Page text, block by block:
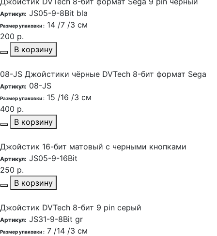
Артикул: JS05-9-8Bit bla
Размер упаковки : 14 /7 /3 см
200 р.
В корзину
08-JS Джойстики чёрные DVTech 8-бит формат Sega
Артикул: 08-JS
Размер упаковки : 15 /16 /3 см
400 р.
В корзину
Джойстик 16-бит матовый с черными кнопками
Артикул: JS05-9-16Bit
250 р.
В корзину
Джойстик DVTech 8-бит 9 pin серый
Артикул: JS31-9-8Bit gr
Размер упаковки : 7 /14 /3 см